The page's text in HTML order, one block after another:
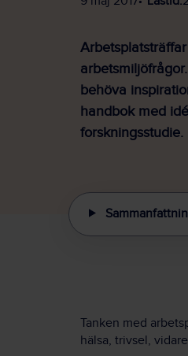
behöva
handbok med
forskningsstudie.
Tanken med
hälsa, trivsel,